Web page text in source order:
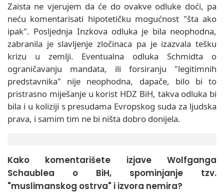
Zaista ne vjerujem da će do ovakve odluke doći, pa
neću komentarisati hipotetičku mogućnost "šta ako
ipak". Posljednja Inzkova odluka je bila neophodna,
zabranila je slavljenje zločinaca pa je izazvala tešku
krizu u zemlji. Eventualna odluka Schmidta o
ograničavanju mandata, ili forsiranju "legitimnih
predstavnika" nije neophodna, dapače, bilo bi to
pristrasno miješanje u korist HDZ BiH, takva odluka bi
bila i u koliziji s presudama Evropskog suda za ljudska
prava, i samim tim ne bi ništa dobro donijela.
Kako komentarišete izjave Wolfganga
Schaublea o BiH, spominjanje tzv.
"muslimanskog ostrva" i izvora nemira?